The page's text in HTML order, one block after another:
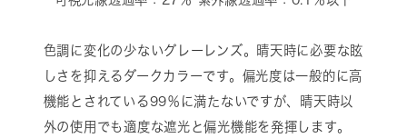
色調に変化の少ないグレーレンズ。晴天時に必要な眩
しさを抑えるダークカラーです。偏光度は一般的に高
機能とされている99％に満たないですが、晴天時以
外の使用でも適度な遮光と偏光機能を発揮します。